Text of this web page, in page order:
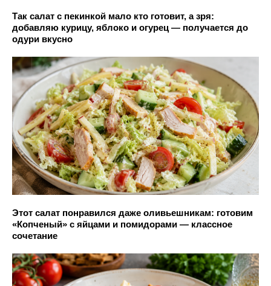
Так салат с пекинкой мало кто готовит, а зря:
добавляю курицу, яблоко и огурец — получается до
одури вкусно
Этот салат понравился даже оливьешникам: готовим
«Копченый» с яйцами и помидорами — классное
сочетание